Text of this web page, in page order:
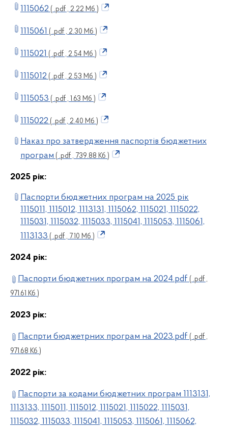
1115062 ( .pdf , 2.22 Мб )
1115061 ( .pdf , 2.30 Мб )
1115021 ( .pdf , 2.54 Мб )
1115012 ( .pdf , 2.53 Мб )
1115053 ( .pdf , 1.63 Мб )
1115022 ( .pdf , 2.40 Мб )
Наказ про затвердження паспортів бюджетних
програм ( .pdf , 739.88 Кб )
2025 рік:
Паспорти бюджетних програм нa 2025 рік
1115011, 1115012, 1113131, 1115062, 1115021, 1115022,
1115031, 1115032, 1115033, 1115041, 1115053, 1115061,
1113133 ( .pdf , 7.10 Мб )
2024 рік:
Паспорти бюджетних програм на 2024.pdf ( .pdf ,
971.61 Кб )
2023 рік:
Паспрти бюджетрних програм на 2023.pdf ( .pdf ,
971.68 Кб )
2022 рік:
Паспорти за кодами бюджетних програм 1113131,
1113133, 1115011, 1115012, 1115021, 1115022, 1115031,
1115032, 1115033, 1115041, 1115053, 1115061, 1115062,